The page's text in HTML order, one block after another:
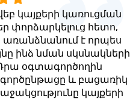
կայքերի կառուցման
փորձարկելուց հետո,
առանձնանում է որպես
ինձ նման սկսնակների
օգտագործողին
և բացառիկ
կայքերի